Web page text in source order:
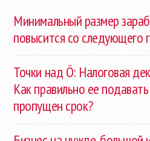
Минимальный размер
повысится со следующего
Точки над Ö: Налоговая
Как правильно ее
пропущен срок?